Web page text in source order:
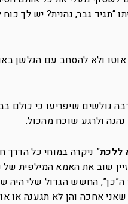
“תגיד גבר, נהנית? יש לך
אוטו ולא להסחב עם הגלשן
גולשים שיפריעו כי כולם
ולרגע שוכח מהכול.
ללכת” ניקרה במוחי כל הדרך
שוב את האמא המילפית
החשש הגדול שלי
אחכה והן לא תגענה או